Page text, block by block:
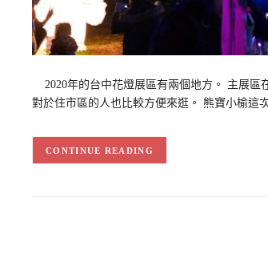
2020年的台中花燈展區有兩個地方。 主展區
對於住市區的人也比較方便來逛。 熊寶小榆
CONTINUE READING